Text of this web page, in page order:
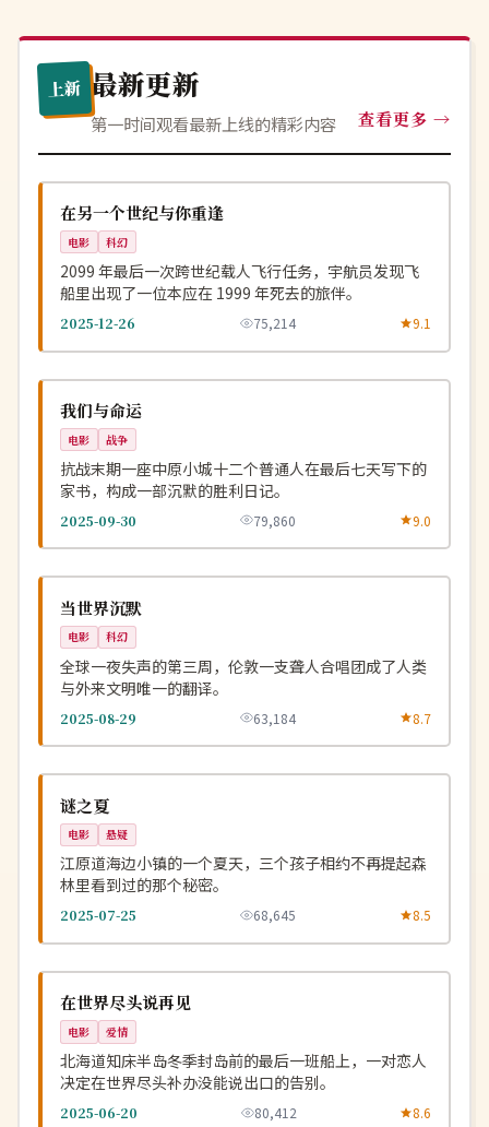
上新 最新更新
第一时间观看最新上线的精彩内容 查看更多
美国
在另一个世纪与你重逢
电影 科幻
2099 年最后一次跨世纪载人飞行任务，宇航员发现飞
船里出现了一位本应在 1999 年死去的旅伴。
2025-12-26 75,214 9.1
中国
我们与命运
电影 战争
抗战末期一座中原小城十二个普通人在最后七天写下的
家书，构成一部沉默的胜利日记。
2025-09-30 79,860 9.0
英国
当世界沉默
电影 科幻
全球一夜失声的第三周，伦敦一支聋人合唱团成了人类
与外来文明唯一的翻译。
2025-08-29 63,184 8.7
韩国
谜之夏
电影 悬疑
江原道海边小镇的一个夏天，三个孩子相约不再提起森
林里看到过的那个秘密。
2025-07-25 68,645 8.5
日本
在世界尽头说再见
电影 爱情
北海道知床半岛冬季封岛前的最后一班船上，一对恋人
决定在世界尽头补办没能说出口的告别。
2025-06-20 80,412 8.6